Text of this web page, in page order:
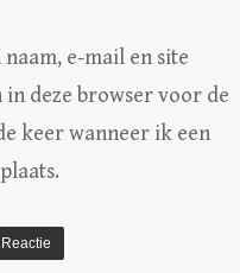
e-mail en site
in deze browser voor de
keer wanneer ik een